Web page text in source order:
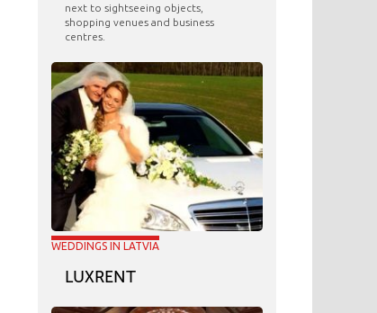
next to sightseeing objects,
shopping venues and business
centres.
WEDDINGS IN LATVIA
LUXRENT